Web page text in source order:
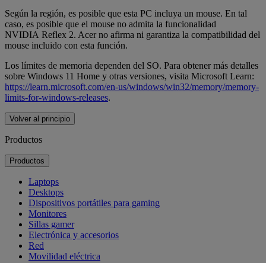
Según la región, es posible que esta PC incluya un mouse. En tal
caso, es posible que el mouse no admita la funcionalidad
NVIDIA Reflex 2. Acer no afirma ni garantiza la compatibilidad del
mouse incluido con esta función.
Los límites de memoria dependen del SO. Para obtener más detalles
sobre Windows 11 Home y otras versiones, visita Microsoft Learn:
https://learn.microsoft.com/en-us/windows/win32/memory/memory-
limits-for-windows-releases.
Volver al principio
Productos
Productos
Laptops
Desktops
Dispositivos portátiles para gaming
Monitores
Sillas gamer
Electrónica y accesorios
Red
Movilidad eléctrica